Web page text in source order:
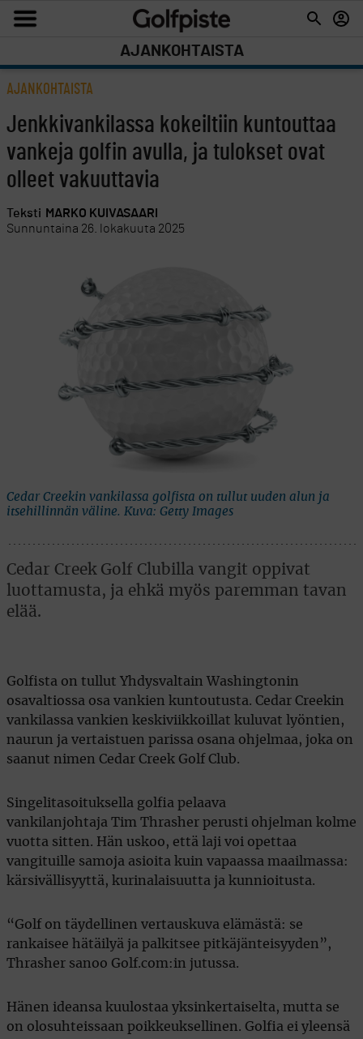
AJANKOHTAISTA
AJANKOHTAISTA
Jenkkivankilassa kokeiltiin kuntouttaa
vankeja golfin avulla, ja tulokset ovat
olleet vakuuttavia
Teksti MARKO KUIVASAARI
Sunnuntaina 26. lokakuuta 2025
Cedar Creekin vankilassa golfista on tullut uuden alun ja
itsehillinnän väline. Kuva: Getty Images
Cedar Creek Golf Clubilla vangit oppivat
luottamusta, ja ehkä myös paremman tavan
elää.
Golfista on tullut Yhdysvaltain Washingtonin
osavaltiossa osa vankien kuntoutusta. Cedar Creekin
vankilassa vankien keskiviikkoillat kuluvat lyöntien,
naurun ja vertaistuen parissa osana ohjelmaa, joka on
saanut nimen Cedar Creek Golf Club.
Singelitasoituksella golfia pelaava
vankilanjohtaja Tim Thrasher perusti ohjelman kolme
vuotta sitten. Hän uskoo, että laji voi opettaa
vangituille samoja asioita kuin vapaassa maailmassa:
kärsivällisyyttä, kurinalaisuutta ja kunnioitusta.
“Golf on täydellinen vertauskuva elämästä: se
rankaisee hätäilyä ja palkitsee pitkäjänteisyyden”,
Thrasher sanoo Golf.com:in jutussa.
Hänen ideansa kuulostaa yksinkertaiselta, mutta se
on olosuhteissaan poikkeuksellinen. Golfia ei yleensä